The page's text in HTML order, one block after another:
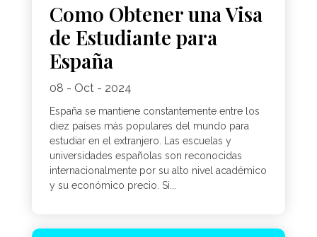
Como Obtener una Visa
de Estudiante para
España
08 - Oct - 2024
España se mantiene constantemente entre los
diez países más populares del mundo para
estudiar en el extranjero. Las escuelas y
universidades españolas son reconocidas
internacionalmente por su alto nivel académico
y su económico precio. Si...